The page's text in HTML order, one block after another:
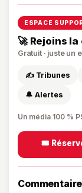
ESPACE
🚀 Rejoins
Gratuit · juste un
✍️ Tribunes
🔔 Alertes
Un média 100 %
🎟️